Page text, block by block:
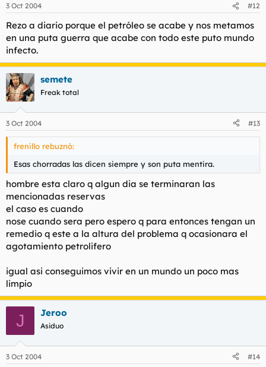
3 Oct 2004 #12
Rezo a diario porque el petróleo se acabe y nos metamos
en una puta guerra que acabe con todo este puto mundo
infecto.
semete
Freak total
3 Oct 2004 #13
frenillo rebuznó:
Esas chorradas las dicen siempre y son puta mentira.
hombre esta claro q algun dia se terminaran las
mencionadas reservas
el caso es cuando
nose cuando sera pero espero q para entonces tengan un
remedio q este a la altura del problema q ocasionara el
agotamiento petrolifero
igual asi conseguimos vivir en un mundo un poco mas
limpio
J Jeroo
Asiduo
3 Oct 2004 #14